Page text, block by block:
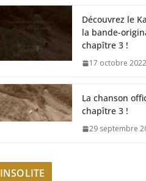
Découvrez le
la bande-
chapître 3 !
17 octobre 2022
La chanson
chapître 3 !
29 septembre
INSOLITE